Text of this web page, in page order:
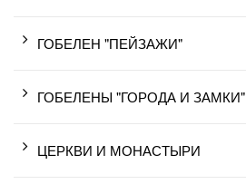
ГОБЕЛЕН "ПЕЙЗАЖИ"
ГОБЕЛЕНЫ "ГОРОДА И ЗАМКИ"
ЦЕРКВИ И МОНАСТЫРИ